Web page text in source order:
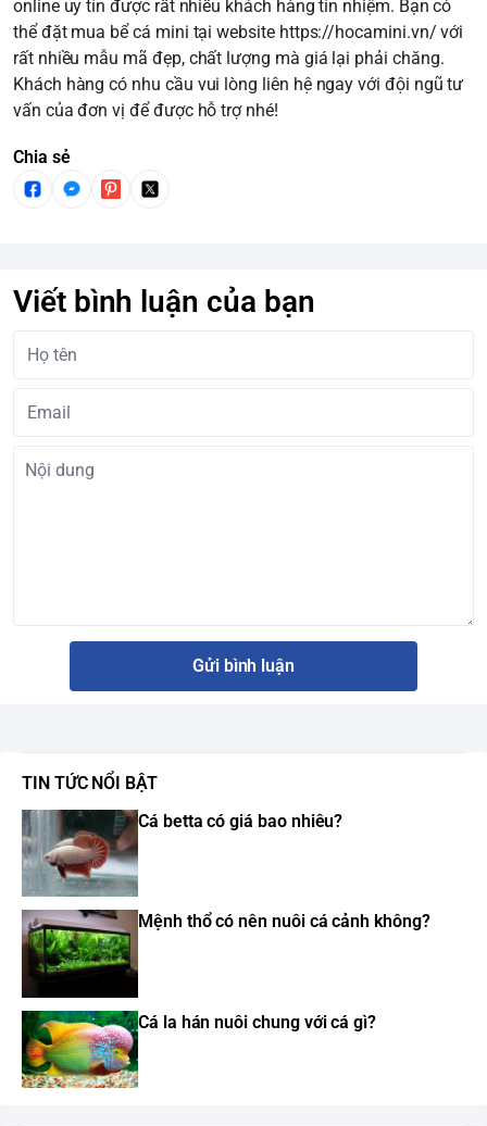
online uy tín được rất nhiều khách hàng tín nhiệm. Bạn có
thể đặt mua bể cá mini tại website https://hocamini.vn/ với
rất nhiều mẫu mã đẹp, chất lượng mà giá lại phải chăng.
Khách hàng có nhu cầu vui lòng liên hệ ngay với đội ngũ tư
vấn của đơn vị để được hỗ trợ nhé!
Chia sẻ
Viết bình luận của bạn
Gửi bình luận
TIN TỨC NỔI BẬT
Cá betta có giá bao nhiêu?
Mệnh thổ có nên nuôi cá cảnh không?
Cá la hán nuôi chung với cá gì?